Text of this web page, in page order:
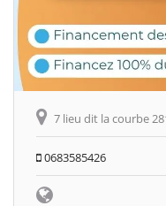
7 lieu dit la courbe
0683585426